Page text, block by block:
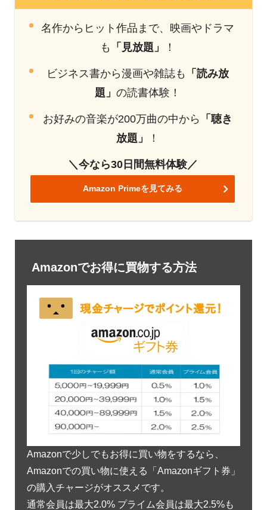
名作からヒット作品まで、映画やドラマ
も
「見放題」 ！
ビジネス書から漫画や雑誌も
「読み放
題」の読書体験！
お好みの音楽が200万曲の中から
「聴き
放題」
！
＼今なら30日間無料体験／
Amazon Primeを見てみる
Amazonでお得に買物する方法
Amazonで少しでもお得に買い物をするなら、
Amazonでの買い物に使える「Amazonギフト券」
の購入チャージがオススメです。
通常会員は最大2.0% プライム会員は最大2.5%も